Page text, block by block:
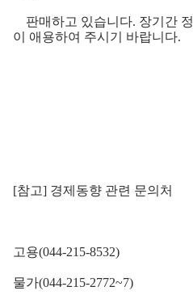
판매하고 있습니다. 장기간
이 애용하여 주시기 바랍니다.
[참고] 경제동향 관련 문의처
고용(044-215-8532)
물가(044-215-2772~7)